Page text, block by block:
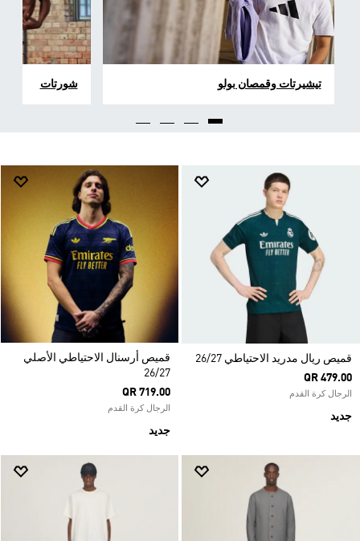
تيشيرتات وقمصان بولو شورتات
قميص ريال مدريد الاحتياطي 26/27
QR 479.00
الرجال كرة القدم
جديد
قميص أرسنال الاحتياطي الأصلي
26/27
QR 719.00
الرجال كرة القدم
جديد